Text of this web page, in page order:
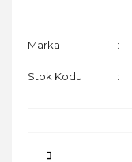
Marka
Stok Kodu